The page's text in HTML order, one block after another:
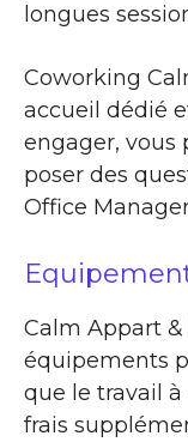
longues
Coworking
accueil dédié
engager, vous
poser des
Office
Calm Appart
équipements
que le travail
frais